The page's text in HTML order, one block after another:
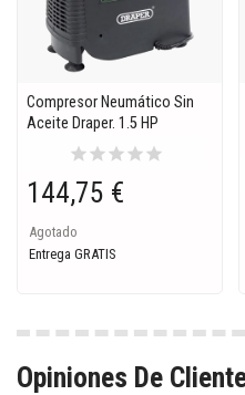
Compresor Neumático Sin
Aceite Draper. 1.5 HP
starstarstarstarstar
144,75 €
Agotado
Entrega GRATIS
Opiniones De